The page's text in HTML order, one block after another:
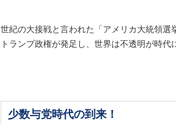
世紀の大接戦と言われた「アメリカ大統領
トランプ政権が発足し、世界は不透明が時
少数与党時代の到来！